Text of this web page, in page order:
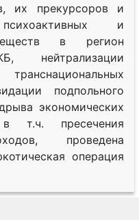
их прекурсоров и
и
в регион
нейтрализации
подпольного
экономических
т.ч. пресечения
проведена
операция